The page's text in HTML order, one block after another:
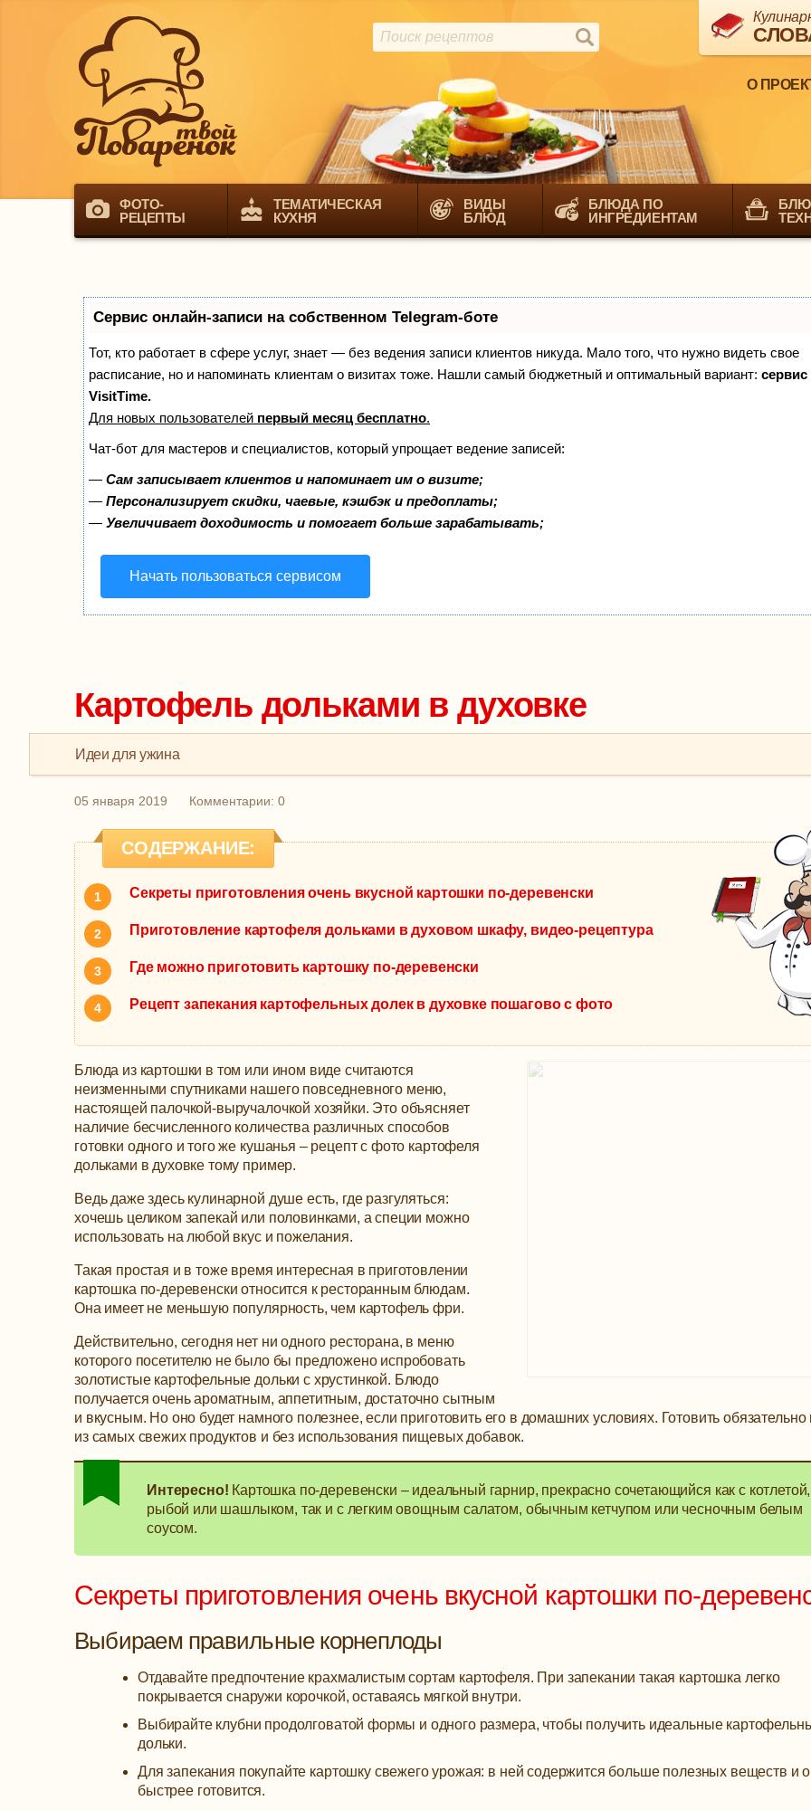
О
ФОТО-
РЕЦЕПТЫ
ТЕМАТИЧЕСКАЯ
КУХНЯ
ВИДЫ
БЛЮД
БЛЮДА ПО
ИНГРЕДИЕНТАМ
Сервис онлайн-записи на собственном Telegram-боте
Тот, кто работает в сфере услуг, знает — без ведения записи клиентов никуда. Мало того, что нужно видеть свое
расписание, но и напоминать клиентам о визитах тоже. Нашли самый бюджетный и оптимальный вариант: сервис
VisitTime.
Для новых пользователей первый месяц бесплатно.
Чат-бот для мастеров и специалистов, который упрощает ведение записей:
— Сам записывает клиентов и напоминает им о визите;
— Персонализирует скидки, чаевые, кэшбэк и предоплаты;
— Увеличивает доходимость и помогает больше зарабатывать;
Начать пользоваться сервисом
Картофель дольками в духовке
Идеи для ужина
05 января 2019 Комментарии: 0
СОДЕРЖАНИЕ:
Секреты приготовления очень вкусной картошки по-деревенски
Приготовление картофеля дольками в духовом шкафу, видео-рецептура
Где можно приготовить картошку по-деревенски
Рецепт запекания картофельных долек в духовке пошагово с фото
Блюда из картошки в том или ином виде считаются
неизменными спутниками нашего повседневного меню,
настоящей палочкой-выручалочкой хозяйки. Это объясняет
наличие бесчисленного количества различных способов
готовки одного и того же кушанья – рецепт с фото картофеля
дольками в духовке тому пример.
Ведь даже здесь кулинарной душе есть, где разгуляться:
хочешь целиком запекай или половинками, а специи можно
использовать на любой вкус и пожелания.
Такая простая и в тоже время интересная в приготовлении
картошка по-деревенски относится к ресторанным блюдам.
Она имеет не меньшую популярность, чем картофель фри.
Действительно, сегодня нет ни одного ресторана, в меню
которого посетителю не было бы предложено испробовать
золотистые картофельные дольки с хрустинкой. Блюдо
получается очень ароматным, аппетитным, достаточно сытным
и вкусным. Но оно будет намного полезнее, если приготовить его в домашних условиях. Готовить обязательно
из самых свежих продуктов и без использования пищевых добавок.
Интересно! Картошка по-деревенски – идеальный гарнир, прекрасно сочетающийся как с котлетой,
рыбой или шашлыком, так и с легким овощным салатом, обычным кетчупом или чесночным белым
соусом.
Секреты приготовления очень вкусной картошки по-
Выбираем правильные корнеплоды
Отдавайте предпочтение крахмалистым сортам картофеля. При запекании такая картошка легко
покрывается снаружи корочкой, оставаясь мягкой внутри.
Выбирайте клубни продолговатой формы и одного размера, чтобы получить идеальные
дольки.
Для запекания покупайте картошку свежего урожая: в ней содержится больше полезных веществ и
быстрее готовится.